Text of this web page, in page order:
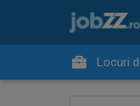
Locuri